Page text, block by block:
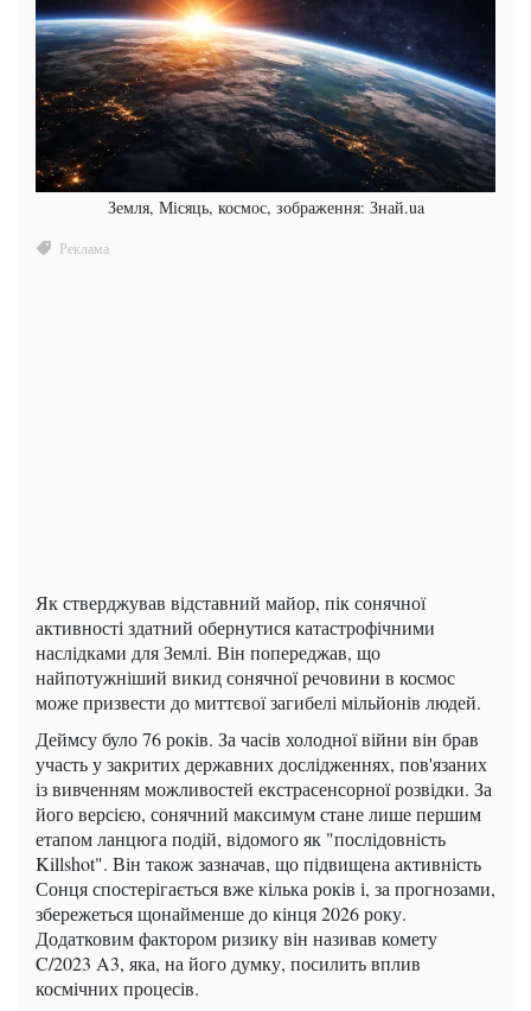
Земля, Місяць, космос, зображення: Знай.ua
Як стверджував відставний майор, пік сонячної
активності здатний обернутися катастрофічними
наслідками для Землі. Він попереджав, що
найпотужніший викид сонячної речовини в космос
може призвести до миттєвої загибелі мільйонів людей.
Деймсу було 76 років. За часів холодної війни він брав
участь у закритих державних дослідженнях, пов'язаних
із вивченням можливостей екстрасенсорної розвідки. За
його версією, сонячний максимум стане лише першим
етапом ланцюга подій, відомого як "послідовність
Killshot". Він також зазначав, що підвищена активність
Сонця спостерігається вже кілька років і, за прогнозами,
збережеться щонайменше до кінця 2026 року.
Додатковим фактором ризику він називав комету
C/2023 A3, яка, на його думку, посилить вплив
космічних процесів.